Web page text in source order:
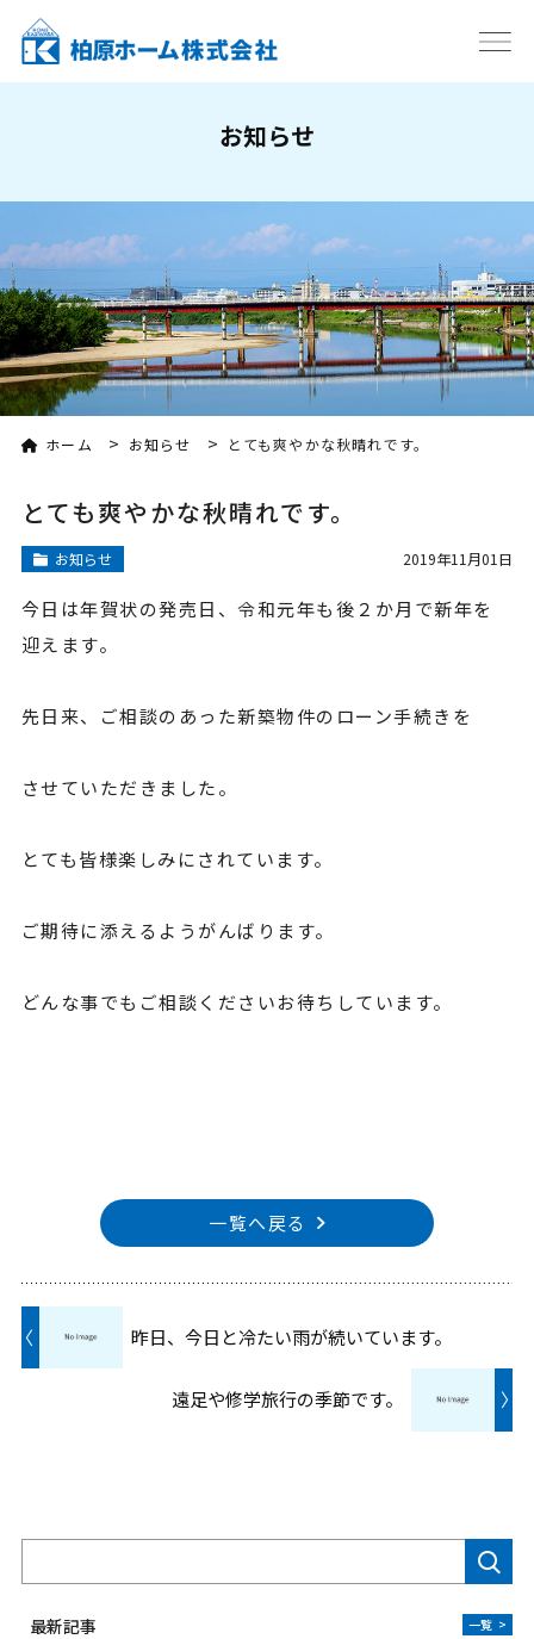
お知らせ
ホーム > お知らせ > とても爽やかな秋晴れです。
とても爽やかな秋晴れです。
お知らせ 2019年11月01日
今日は年賀状の発売日、令和元年も後２か月で新年を
迎えます。
先日来、ご相談のあった新築物件のローン手続きを
させていただきました。
とても皆様楽しみにされています。
ご期待に添えるようがんばります。
どんな事でもご相談くださいお待ちしています。
一覧へ戻る
〈 昨日、今日と冷たい雨が続いています。
〉
遠足や修学旅行の季節です。
最新記事 一覧 >